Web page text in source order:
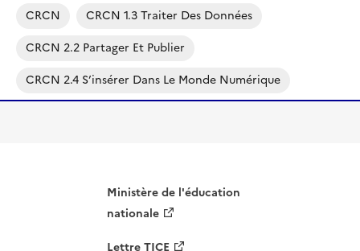
CRCN
CRCN 1.3 Traiter Des Données
CRCN 2.2 Partager Et Publier
CRCN 2.4 S’insérer Dans Le Monde Numérique
Ministère de l'éducation
nationale
Lettre TICE